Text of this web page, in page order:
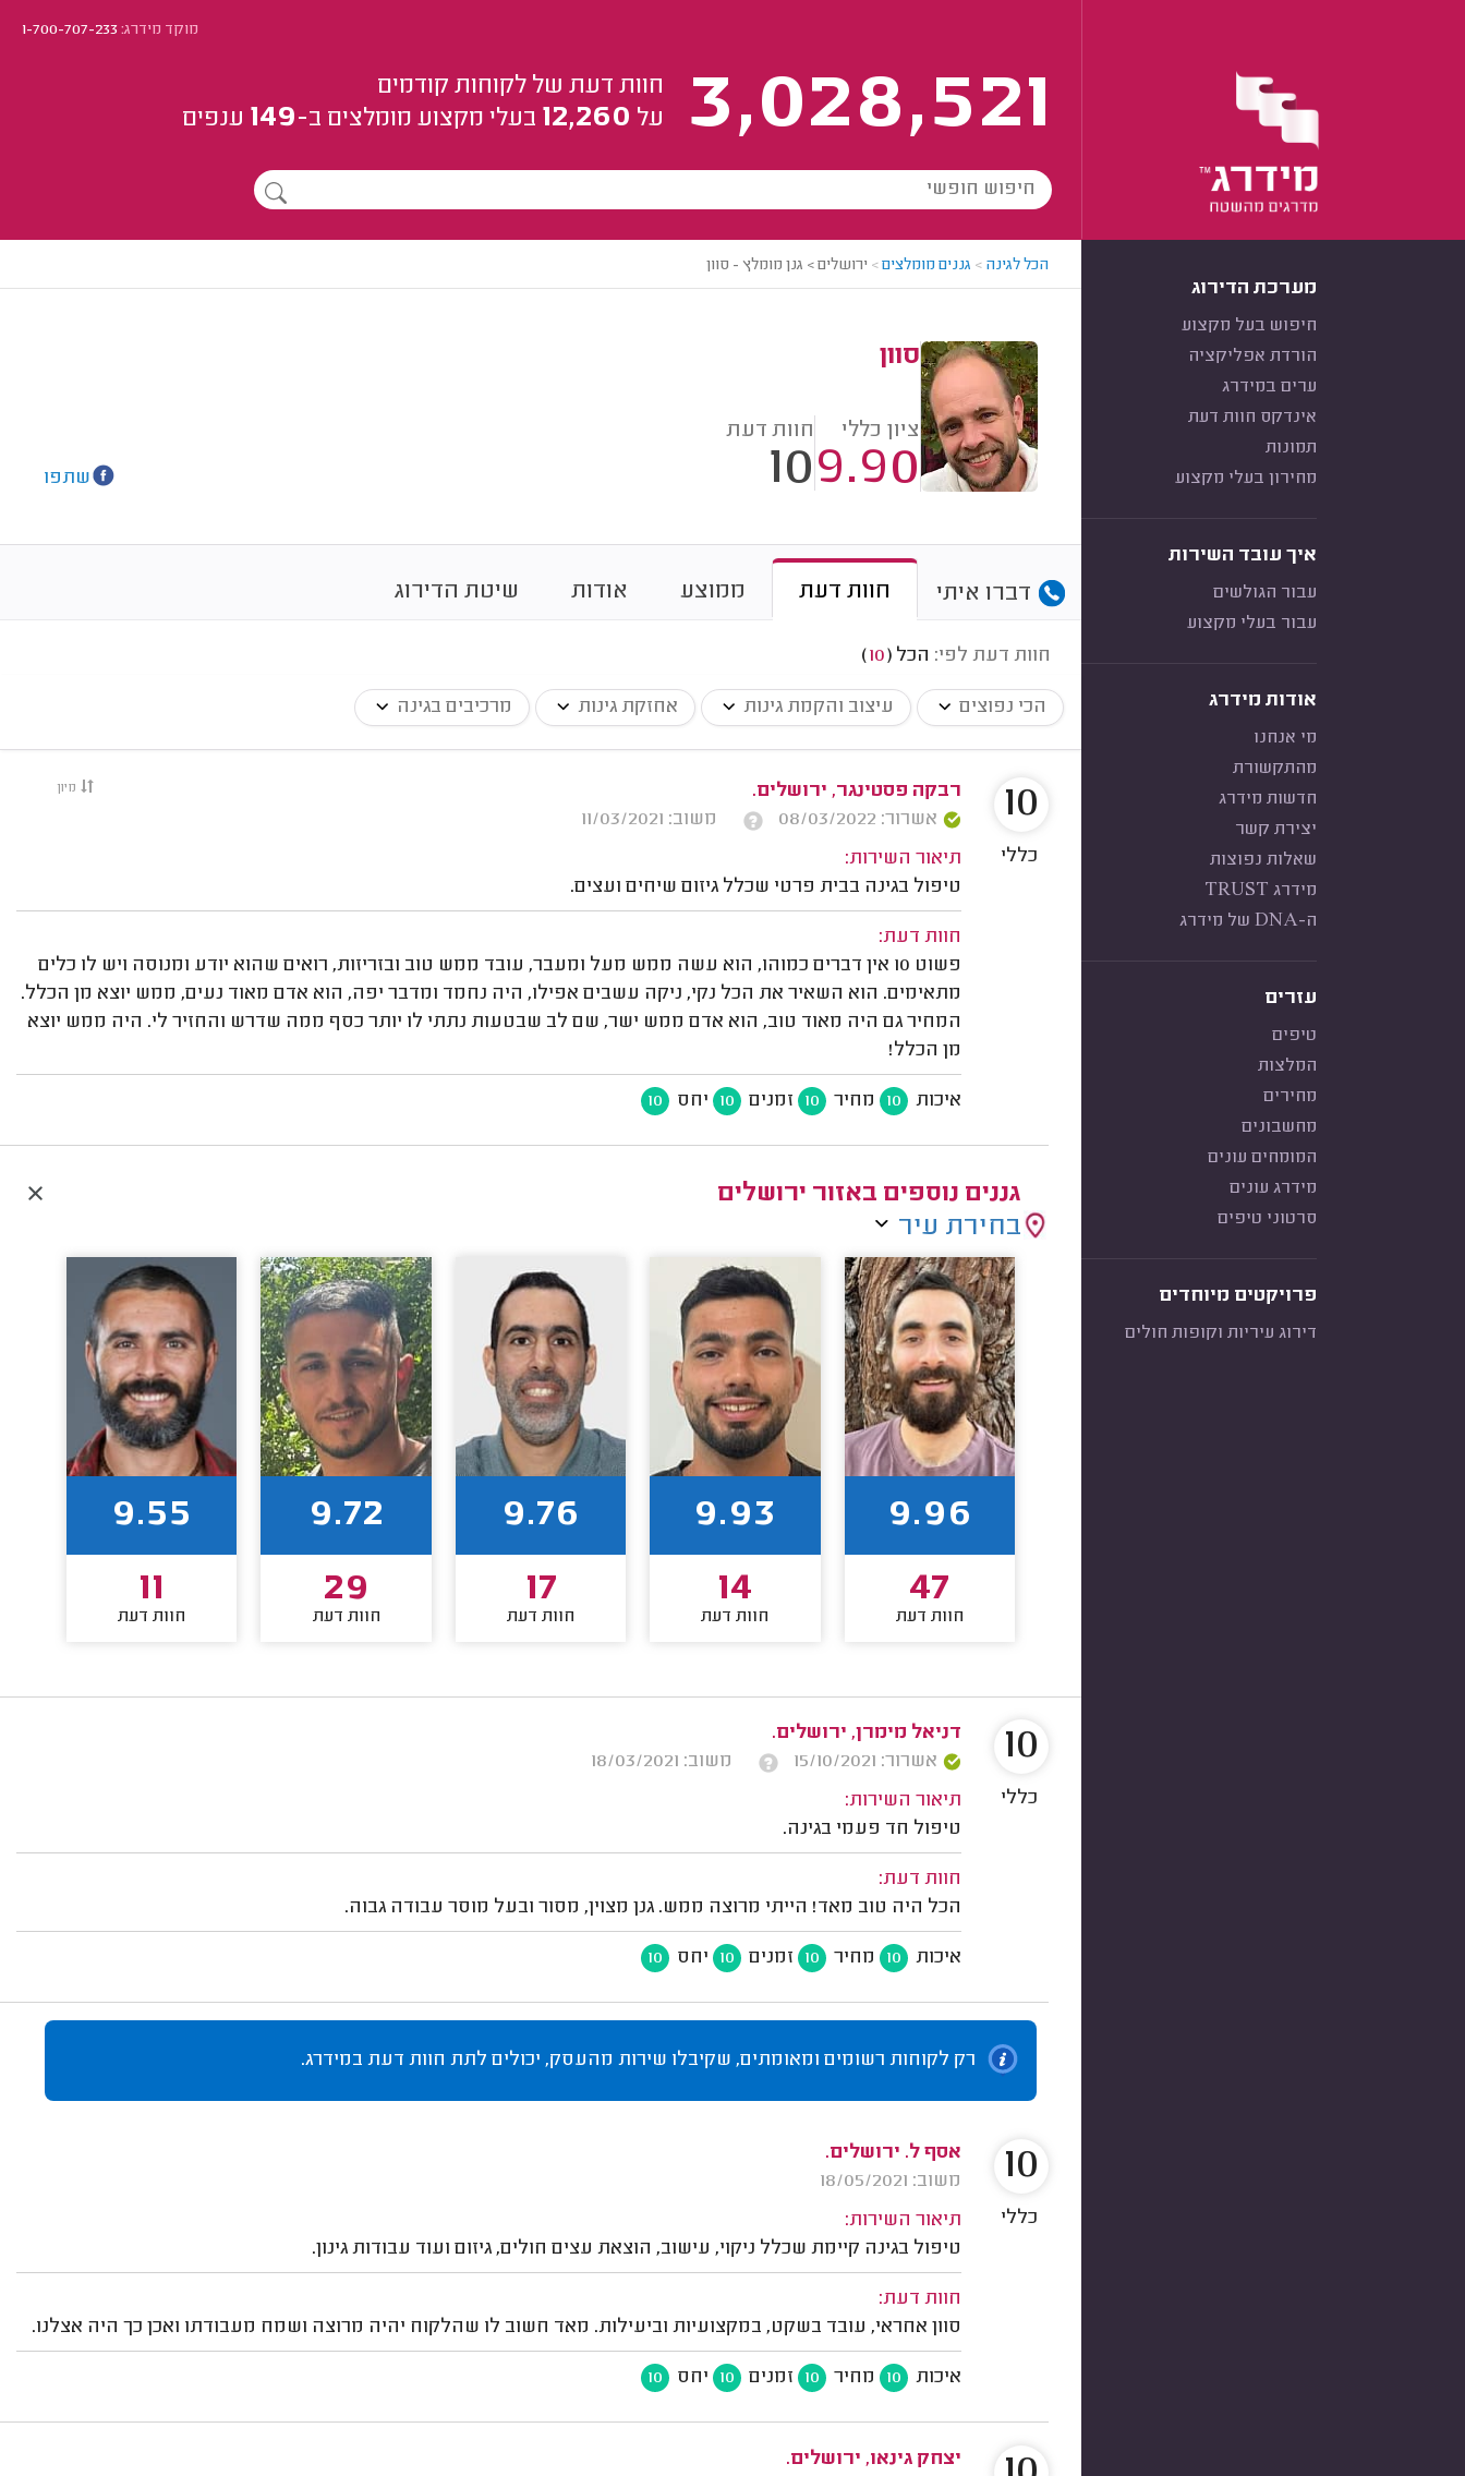
מוקד מידרג:1-700-707-233
3,028,521
חוות דעת של לקוחות קודמים
על 12,260 בעלי מקצוע מומלצים ב-149 ענפים
מערכת הדירוג
חיפוש בעל מקצוע
הורדת אפליקציה
ערים במידרג
אינדקס חוות דעת
תמונות
מחירון בעלי מקצוע
איך עובד השירות
עבור הגולשים
עבור בעלי מקצוע
אודות מידרג
מי אנחנו
מהתקשורת
חדשות מידרג
יצירת קשר
שאלות נפוצות
מידרג TRUST
ה-DNA של מידרג
עזרים
טיפים
המלצות
מחירים
מחשבונים
המומחים עונים
מידרג עונים
סרטוני טיפים
פרויקטים מיוחדים
דירוג עיריות וקופות חולים
הכל לגינה > גננים מומלצים> ירושלים > גנן מומלץ - סוון
סוון
ציון כללי
9.90
חוות דעת
10 שתפו
דברו איתי חוות דעת ממוצע אודות שיטת הדירוג
חוות דעת לפי: הכל (
10
)
הכי נפוצים עיצוב והקמת גינות אחזקת גינות מרכיבים בגינה
מיון
רבקה פסטינגר, ירושלים.
אשרור: 08/03/2022
משוב: 11/03/2021
תיאור השירות:
טיפול בגינה בבית פרטי שכלל גיזום שיחים ועצים.
חוות דעת:
פשוט 10 אין דברים כמוהו, הוא עשה ממש מעל ומעבר, עובד ממש טוב ובזריזות, רואים שהוא יודע ומנוסה ויש לו כלים
מתאימים. הוא השאיר את הכל נקי, ניקה עשבים אפילו, היה נחמד ומדבר יפה, הוא אדם מאוד נעים, ממש יוצא מן הכלל.
המחיר גם היה מאוד טוב, הוא אדם ממש ישר, שם לב שבטעות נתתי לו יותר כסף ממה שדרש והחזיר לי. היה ממש יוצא
מן הכלל!
איכות 10 מחיר 10 זמנים 10 יחס 10
10
כללי
גננים נוספים באזור ירושלים
בחירת עיר
9.96
47
חוות דעת
9.93
14
חוות דעת
9.76
17
חוות דעת
9.72
29
חוות דעת
9.55
11
חוות דעת
דניאל מימרן, ירושלים.
אשרור: 15/10/2021
משוב: 18/03/2021
תיאור השירות:
טיפול חד פעמי בגינה.
חוות דעת:
הכל היה טוב מאד! הייתי מרוצה ממש. גנן מצוין, מסור ובעל מוסר עבודה גבוה.
איכות 10 מחיר 10 זמנים 10 יחס 10
10
כללי
רק לקוחות רשומים ומאומתים, שקיבלו שירות מהעסק, יכולים לתת חוות דעת במידרג.
אסף ל. ירושלים.
משוב: 18/05/2021
תיאור השירות:
טיפול בגינה קיימת שכלל ניקוי, עישוב, הוצאת עצים חולים, גיזום ועוד עבודות גינון.
חוות דעת:
סוון אחראי, עובד בשקט, במקצועיות וביעילות. מאד חשוב לו שהלקוח יהיה מרוצה ושמח מעבודתו ואכן כך היה אצלנו.
איכות 10 מחיר 10 זמנים 10 יחס 10
10
כללי
יצחק גינאו, ירושלים.